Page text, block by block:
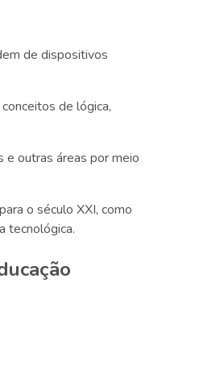
de dispositivos
de lógica,
e outras áreas por meio
o século XXI, como
tecnológica.